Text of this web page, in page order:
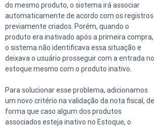
do mesmo produto, o sistema irá associar
automaticamente de acordo com os registros
previamente criados. Porém, quando o
produto era inativado após a primeira compra,
o sistema não identificava essa situação e
deixava o usuário prosseguir com a entrada no
estoque mesmo com o produto inativo.
Para solucionar esse problema, adicionamos
um novo critério na validação da nota fiscal, de
forma que caso algum dos produtos
associados esteja inativo no Estoque, o